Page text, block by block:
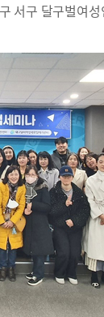
서구 달구벌여